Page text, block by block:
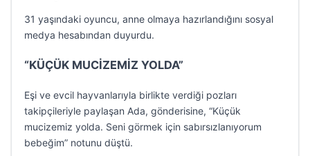
31 yaşındaki oyuncu, anne olmaya hazırlandığını sosyal
medya hesabından duyurdu.
“KÜÇÜK MUCİZEMİZ YOLDA”
Eşi ve evcil hayvanlarıyla birlikte verdiği pozları
takipçileriyle paylaşan Ada, gönderisine, “Küçük
mucizemiz yolda. Seni görmek için sabırsızlanıyorum
bebeğim” notunu düştü.